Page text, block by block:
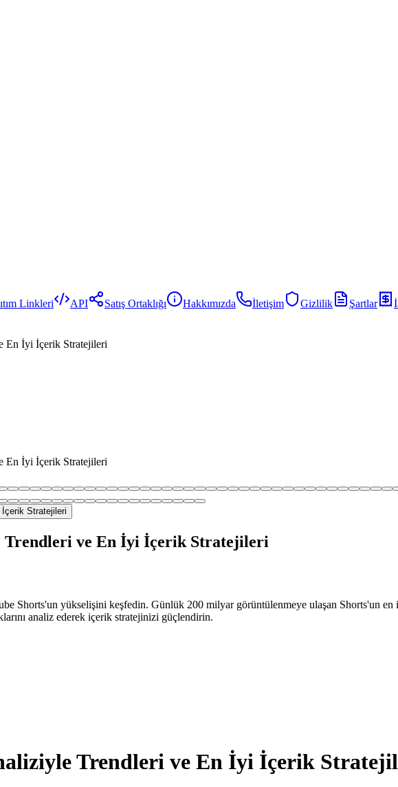
Linkleri API Satış Ortaklığı Hakkımızda İletişim Gizlilik Şartlar
En İyi İçerik Stratejileri
En İyi İçerik Stratejileri
Trendleri ve En İyi İçerik Stratejileri
Shorts'un yükselişini keşfedin. Günlük 200 milyar görüntülenmeye ulaşan Shorts'un en
analiz ederek içerik stratejinizi güçlendirin.
Trendleri ve En İyi İçerik